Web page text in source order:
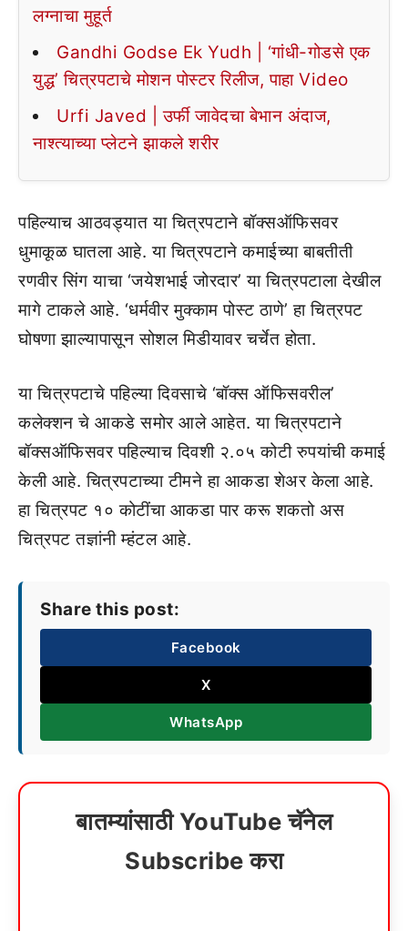
लग्नाचा मुहूर्त
Gandhi Godse Ek Yudh | ‘गांधी-गोडसे एक
युद्ध’ चित्रपटाचे मोशन पोस्टर रिलीज, पाहा Video
Urfi Javed | उर्फी जावेदचा बेभान अंदाज,
नाश्त्याच्या प्लेटने झाकले शरीर
पहिल्याच आठवड्यात या चित्रपटाने बॉक्सऑफिसवर
धुमाकूळ घातला आहे. या चित्रपटाने कमाईच्या बाबतीती
रणवीर सिंग याचा ‘जयेशभाई जोरदार’ या चित्रपटाला देखील
मागे टाकले आहे. ‘धर्मवीर मुक्काम पोस्ट ठाणे’ हा चित्रपट
घोषणा झाल्यापासून सोशल मिडीयावर चर्चेत होता.
या चित्रपटाचे पहिल्या दिवसाचे ‘बॉक्स ऑफिसवरील’
कलेक्शन चे आकडे समोर आले आहेत. या चित्रपटाने
बॉक्सऑफिसवर पहिल्याच दिवशी २.०५ कोटी रुपयांची कमाई
केली आहे. चित्रपटाच्या टीमने हा आकडा शेअर केला आहे.
हा चित्रपट १० कोटींचा आकडा पार करू शकतो अस
चित्रपट तज्ञांनी म्हंटल आहे.
Share this post:
Facebook
X
WhatsApp
बातम्यांसाठी YouTube चॅनेल
Subscribe करा